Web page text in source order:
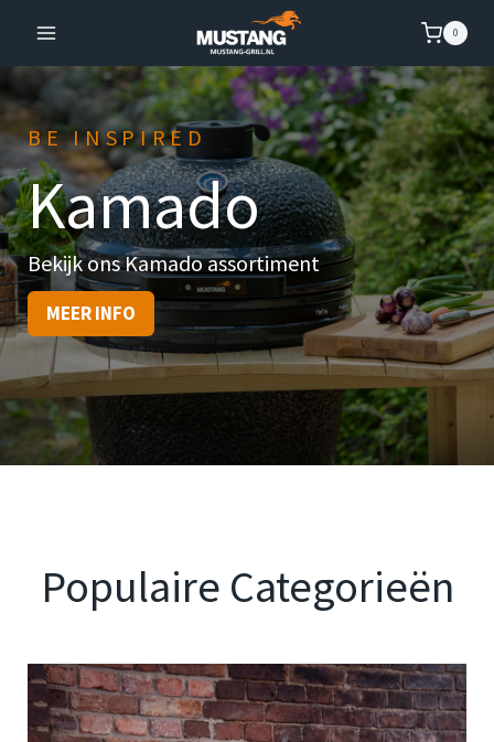
inhoud
0
BE INSPIRED
Kamado
Bekijk ons Kamado assortiment
MEER INFO
Populaire Categorieën